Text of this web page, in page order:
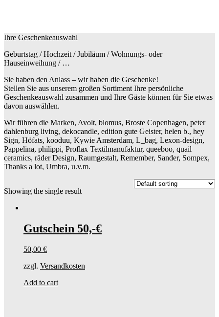
Ihre Geschenkeauswahl
Geburtstag / Hochzeit / Jubiläum / Wohnungs- oder
Hauseinweihung / …
Sie haben den Anlass – wir haben die Geschenke!
Stellen Sie aus unserem großen Sortiment Ihre persönliche
Geschenkeauswahl zusammen und Ihre Gäste können für Sie etwas
davon auswählen.
Wir führen die Marken, Avolt, blomus, Broste Copenhagen, peter
dahlenburg living, dekocandle, edition gute Geister, helen b., hey
Sign, Höfats, kooduu, Kywie Amsterdam, L_bag, Lexon-design,
Pappelina, philippi, Proflax Textilmanufaktur, queeboo, quail
ceramics, räder Design, Raumgestalt, Remember, Sander, Sompex,
Thanks a lot, Umbra, u.v.m.
Showing the single result
Gutschein 50,-€
50,00 €
zzgl. Versandkosten
Add to cart